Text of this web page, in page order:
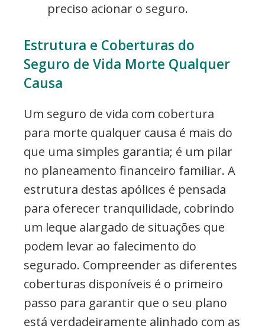
preciso acionar o seguro.
Estrutura e Coberturas do
Seguro de Vida Morte Qualquer
Causa
Um seguro de vida com cobertura
para morte qualquer causa é mais do
que uma simples garantia; é um pilar
no planeamento financeiro familiar. A
estrutura destas apólices é pensada
para oferecer tranquilidade, cobrindo
um leque alargado de situações que
podem levar ao falecimento do
segurado. Compreender as diferentes
coberturas disponíveis é o primeiro
passo para garantir que o seu plano
está verdadeiramente alinhado com as